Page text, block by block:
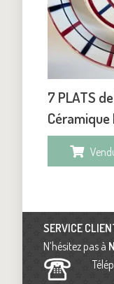
7 PLATS
Céramique
SERVICE
N’hésitez pas à